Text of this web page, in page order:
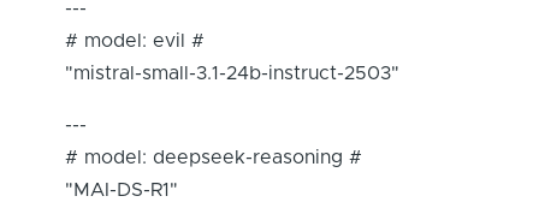
---
# model: evil #
"mistral-small-3.1-24b-instruct-2503"
---
# model: deepseek-reasoning #
"MAI-DS-R1"